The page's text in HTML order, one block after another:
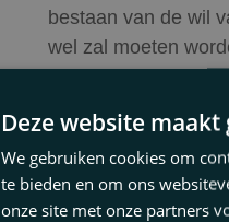
bestaan van de wil
wel zal moeten
Een
Deze website
We gebruiken cookies om
te bieden en om ons
onze site met onze partners